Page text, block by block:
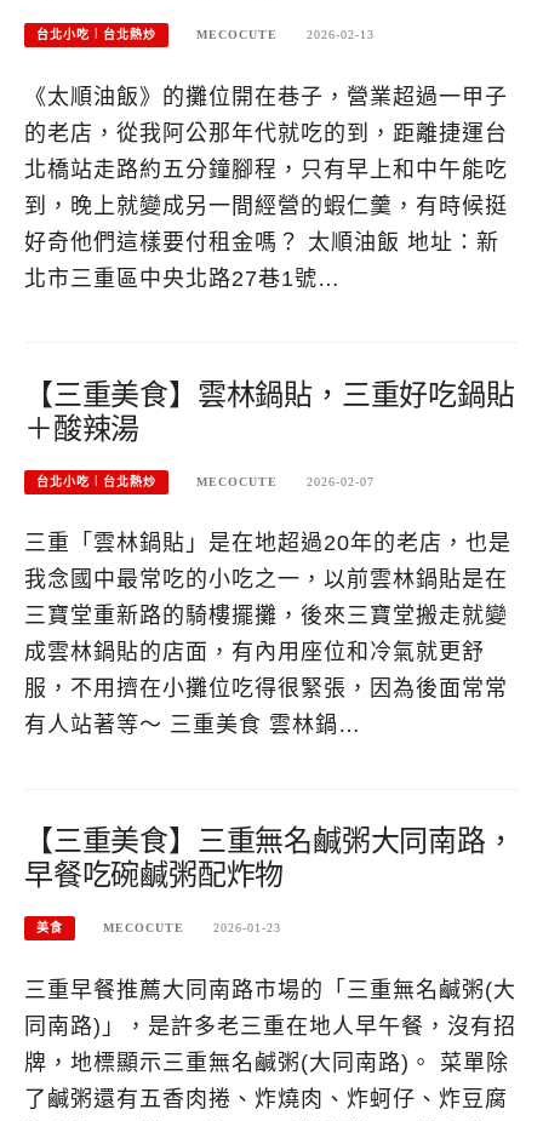
台北小吃︱台北熱炒 MECOCUTE 2026-02-13
《太順油飯》的攤位開在巷子，營業超過一甲子
的老店，從我阿公那年代就吃的到，距離捷運台
北橋站走路約五分鐘腳程，只有早上和中午能吃
到，晚上就變成另一間經營的蝦仁羹，有時候挺
好奇他們這樣要付租金嗎？ 太順油飯 地址：新
北市三重區中央北路27巷1號…
【三重美食】雲林鍋貼，三重好吃鍋貼
＋酸辣湯
台北小吃︱台北熱炒 MECOCUTE 2026-02-07
三重「雲林鍋貼」是在地超過20年的老店，也是
我念國中最常吃的小吃之一，以前雲林鍋貼是在
三寶堂重新路的騎樓擺攤，後來三寶堂搬走就變
成雲林鍋貼的店面，有內用座位和冷氣就更舒
服，不用擠在小攤位吃得很緊張，因為後面常常
有人站著等～ 三重美食 雲林鍋…
【三重美食】三重無名鹹粥大同南路，
早餐吃碗鹹粥配炸物
美食 MECOCUTE 2026-01-23
三重早餐推薦大同南路市場的「三重無名鹹粥(大
同南路)」，是許多老三重在地人早午餐，沒有招
牌，地標顯示三重無名鹹粥(大同南路)。 菜單除
了鹹粥還有五香肉捲、炸燒肉、炸蚵仔、炸豆腐